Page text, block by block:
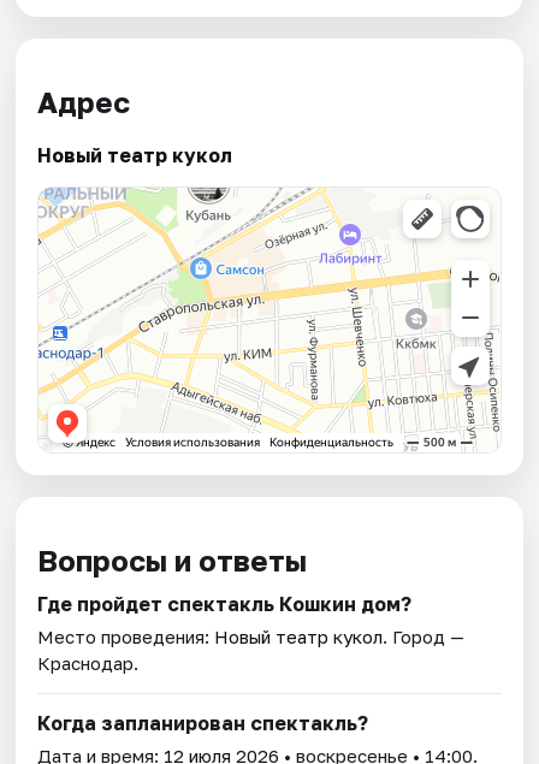
Адрес
Новый театр кукол
Вопросы и ответы
Где пройдет спектакль Кошкин дом?
Место проведения: Новый театр кукол. Город —
Краснодар.
Когда запланирован спектакль?
Дата и время: 12 июля 2026 • воскресенье • 14:00.